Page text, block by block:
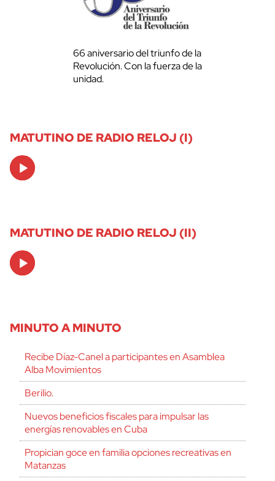
66 aniversario del triunfo de la
Revolución. Con la fuerza de la
unidad.
MATUTINO DE RADIO RELOJ (I)
Audio
Player
MATUTINO DE RADIO RELOJ (II)
Audio
Player
MINUTO A MINUTO
Recibe Díaz-Canel a participantes en Asamblea
Alba Movimientos
Berilio.
Nuevos beneficios fiscales para impulsar las
energías renovables en Cuba
Propician goce en familia opciones recreativas en
Matanzas